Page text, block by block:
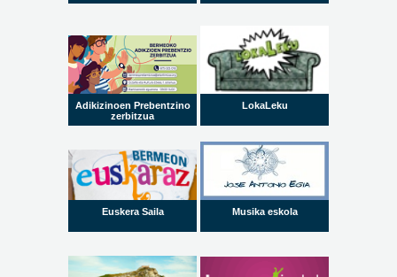
Adikizinoen Prebentzino
zerbitzua
LokaLeku
Euskera Saila Musika eskola